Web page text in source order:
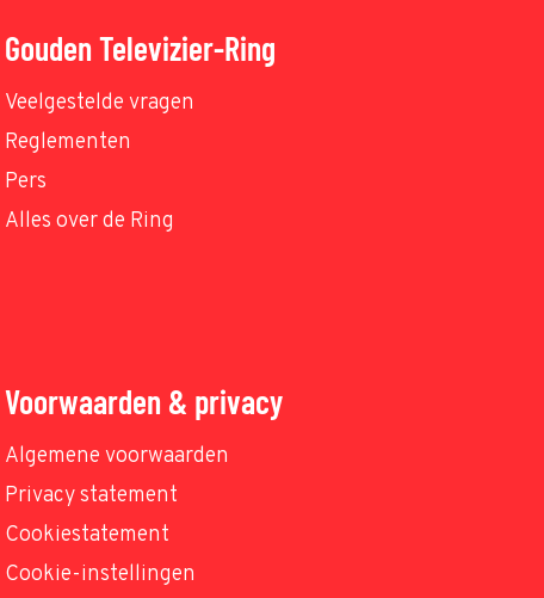
Gouden Televizier-Ring
Veelgestelde vragen
Reglementen
Pers
Alles over de Ring
Voorwaarden & privacy
Algemene voorwaarden
Privacy statement
Cookiestatement
Cookie-instellingen